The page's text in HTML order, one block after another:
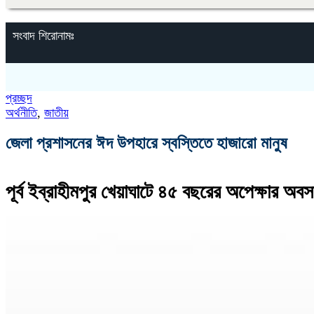
সংবাদ শিরোনামঃ
প্রচ্ছদ
অর্থনীতি, জাতীয়
জেলা প্রশাসনের ঈদ উপহারে স্বস্তিতে হাজারো মানুষ
পূর্ব ইব্রাহীমপুর‎ খেয়াঘাটে ৪৫ বছরের অপেক্ষার